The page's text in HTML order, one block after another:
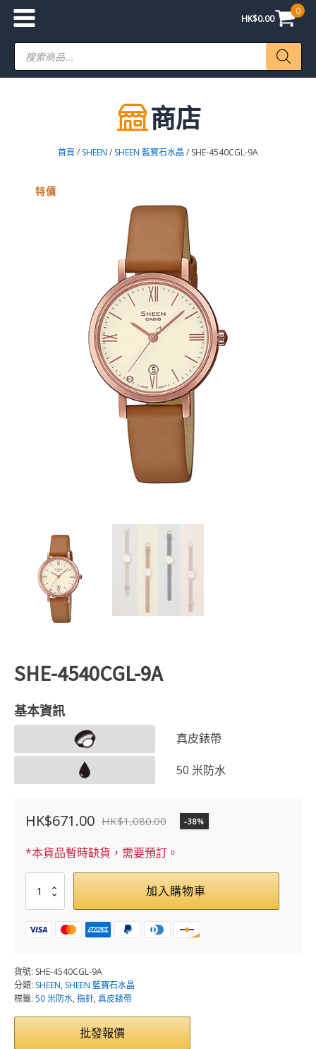
HK$0.00
0
Products
search
商店
首頁 / SHEEN / SHEEN 藍寶石水晶 / SHE-4540CGL-9A
特價
SHE-4540CGL-9A
基本資訊
真皮錶帶
50 米防水
HK$1,080.00
原
始
價
格：
HK$1,080.00。
HK$671.00
目
前
價
格：
HK$671.00。
-38%
*本貨品暫時缺貨，需要預訂。
4540CGL-
9A
數
加入購物車
貨號: SHE-4540CGL-9A
分類: SHEEN, SHEEN 藍寶石水晶
標籤: 50 米防水, 指針, 真皮錶帶
批發報價